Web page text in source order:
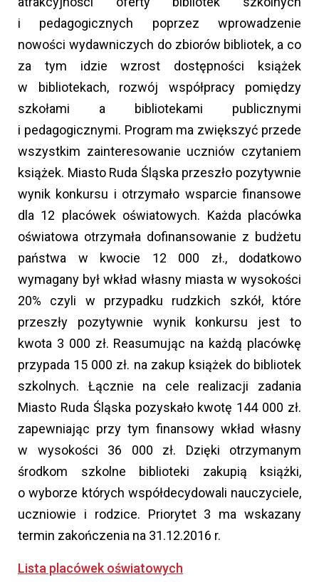
i pedagogicznych poprzez wprowadzenie
nowości wydawniczych do zbiorów bibliotek, a co
za tym idzie wzrost dostępności książek
w bibliotekach, rozwój współpracy pomiędzy
szkołami a bibliotekami publicznymi
i pedagogicznymi. Program ma zwiększyć przede
wszystkim zainteresowanie uczniów czytaniem
książek. Miasto Ruda Śląska przeszło pozytywnie
wynik konkursu i otrzymało wsparcie finansowe
dla 12 placówek oświatowych. Każda placówka
oświatowa otrzymała dofinansowanie z budżetu
państwa w kwocie 12 000 zł., dodatkowo
wymagany był wkład własny miasta w wysokości
20% czyli w przypadku rudzkich szkół, które
przeszły pozytywnie wynik konkursu jest to
kwota 3 000 zł. Reasumując na każdą placówkę
przypada 15 000 zł. na zakup książek do bibliotek
szkolnych. Łącznie na cele realizacji zadania
Miasto Ruda Śląska pozyskało kwotę 144 000 zł.
zapewniając przy tym finansowy wkład własny
w wysokości 36 000 zł. Dzięki otrzymanym
środkom szkolne biblioteki zakupią książki,
o wyborze których współdecydowali nauczyciele,
uczniowie i rodzice. Priorytet 3 ma wskazany
termin zakończenia na 31.12.2016 r.
Lista placówek oświatowych